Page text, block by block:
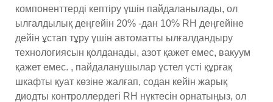
компоненттерді кептіру үшін пайдаланылады, ол
ылғалдылық деңгейін 20% -дан 10% RH деңгейіне
дейін ұстап тұру үшін автоматты ылғалдандыру
технологиясын қолданады, азот қажет емес, вакуум
қажет емес. , пайдаланушылар үстел үсті құрғақ
шкафты қуат көзіне жалғап, содан кейін жарық
диодты контроллердегі RH нүктесін орнатыңыз, ол